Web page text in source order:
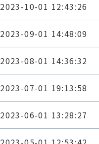
2023-10-01 12:43:26
2023-09-01 14:48:09
2023-08-01 14:36:32
2023-07-01 19:13:58
2023-06-01 13:28:27